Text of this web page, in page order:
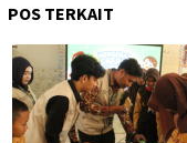
POS TERKAIT